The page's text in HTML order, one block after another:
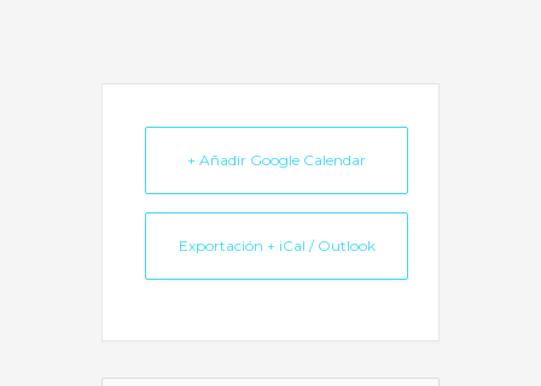
+ Añadir Google Calendar
Exportación + iCal / Outlook